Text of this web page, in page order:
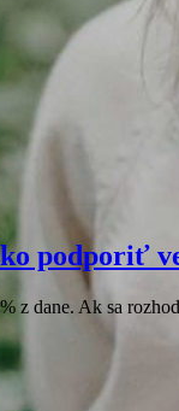
podporiť
dane. Ak sa